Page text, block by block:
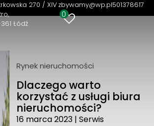
270 / XIV
Łódź
zbywamy@wp.pl501378617
0
Giełda Nieruchomości
Łódź
Rynek nieruchomości
Dlaczego warto
korzystać z usługi biura
nieruchomości?
16 marca 2023| Serwis